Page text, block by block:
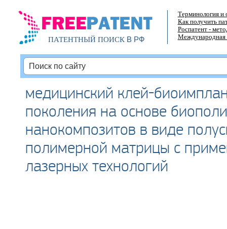
ПАТЕНТНЫЙ ПОИСКВ РФ
Терминология и
Как получить
Роспатент -
Международная
медицинский клей-
поколения на основе
нанокомпозитов в виде
полимерной матрицы с
лазерных технологий